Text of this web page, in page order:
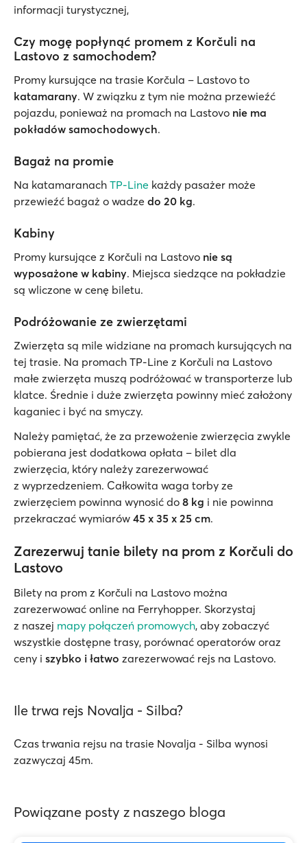
informacji turystycznej,
Czy mogę popłynąć promem z Korčuli na
Lastovo z samochodem?
Promy kursujące na trasie Korčula – Lastovo to
katamarany. W związku z tym nie można przewieźć
pojazdu, ponieważ na promach na Lastovo nie ma
pokładów samochodowych.
Bagaż na promie
Na katamaranach TP-Line każdy pasażer może
przewieźć bagaż o wadze do 20 kg.
Kabiny
Promy kursujące z Korčuli na Lastovo nie są
wyposażone w kabiny. Miejsca siedzące na pokładzie
są wliczone w cenę biletu.
Podróżowanie ze zwierzętami
Zwierzęta są mile widziane na promach kursujących na
tej trasie. Na promach TP-Line z Korčuli na Lastovo
małe zwierzęta muszą podróżować w transporterze lub
klatce. Średnie i duże zwierzęta powinny mieć założony
kaganiec i być na smyczy.
Należy pamiętać, że za przewożenie zwierzęcia zwykle
pobierana jest dodatkowa opłata – bilet dla
zwierzęcia, który należy zarezerwować
z wyprzedzeniem. Całkowita waga torby ze
zwierzęciem powinna wynosić do 8 kg i nie powinna
przekraczać wymiarów 45 x 35 x 25 cm.
Zarezerwuj tanie bilety na prom z Korčuli do
Lastovo
Bilety na prom z Korčuli na Lastovo można
zarezerwować online na Ferryhopper. Skorzystaj
z naszej mapy połączeń promowych, aby zobaczyć
wszystkie dostępne trasy, porównać operatorów oraz
ceny i szybko i łatwo zarezerwować rejs na Lastovo.
Ile trwa rejs Novalja - Silba?
Czas trwania rejsu na trasie Novalja - Silba wynosi
zazwyczaj 45m.
Powiązane posty z naszego bloga